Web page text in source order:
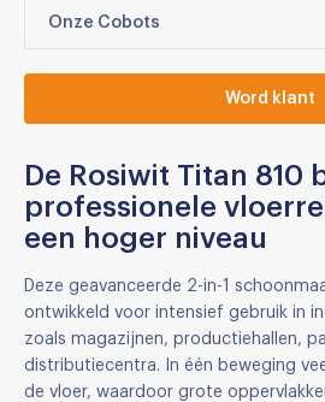
Word klant
De Rosiwit Titan 810
professionele
een hoger niveau
Deze geavanceerde 2-in-1
ontwikkeld voor intensief gebruik in
zoals magazijnen, productiehallen,
distributiecentra. In één beweging
de vloer, waardoor grote